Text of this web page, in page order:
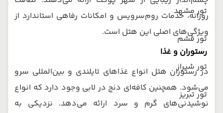
تور مشهد
تور قشم
تور شیراز
تور تبریز
روزانه، خدمات روم‌سرویس و امکانات رفاهی استاندارد از
ویژگی‌های اصلی این هتل است.
رستوران و غذا
در رستوران هتل انواع غذاهای تایلندی و بین‌المللی سرو
می‌شود. همچنین کافه‌ای دنج در لابی وجود دارد که انواع
نوشیدنی‌های گرم و سرد ارائه می‌دهد. نزدیکی به